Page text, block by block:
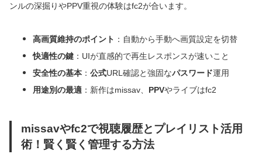
ンルの深掘りやPPV重視の体験はfc2が合います。
高画質維持のポイント ：自動から手動へ画質設定を切替
快適性の鍵 ：UIが直感的で再生レスポンスが速いこと
安全性の基本 ： 公式URL確認と強固なパスワード運用
用途別の最適 ：新作はmissav、 PPVやライブはfc2
missavやfc2で視聴履歴とプレイリスト活用
術！賢く賢く管理する方法